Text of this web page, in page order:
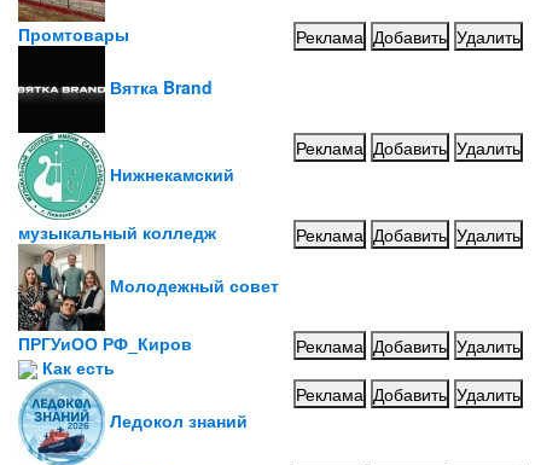
Промтовары Реклама Добавить Удалить
Вятка Brand
Реклама Добавить Удалить
Нижнекамский
музыкальный колледж Реклама Добавить Удалить
Молодежный совет
ПРГУиОО РФ_Киров Реклама Добавить Удалить
Как есть
Реклама Добавить Удалить
Ледокол знаний